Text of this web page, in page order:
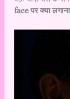
face पर क्या